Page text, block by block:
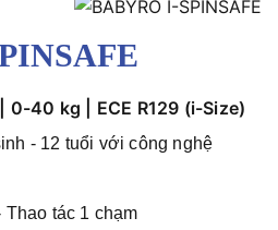
0-40 kg ECE R129 (i-Size)
- 12 tuổi với công nghệ
tác 1 chạm